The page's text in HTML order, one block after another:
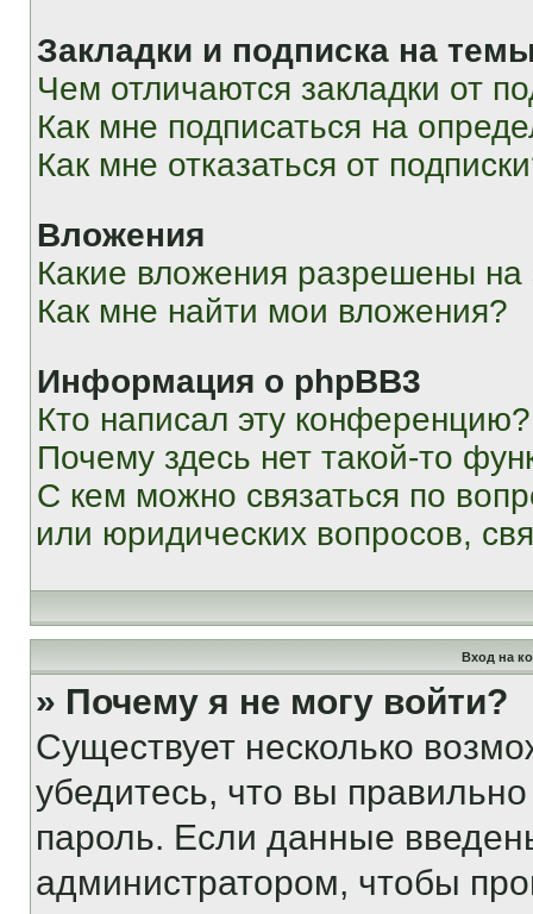
Закладки и подписка на
Чем отличаются закладки от
Как мне подписаться на
Как мне отказаться от
Вложения
Какие вложения разрешены
Как мне найти мои вложения?
Информация о phpBB3
Кто написал эту конференцию?
Почему здесь нет такой-то
С кем можно связаться по
или юридических вопросов,
Вход на
» Почему я не могу войти?
Существует несколько
убедитесь, что вы
пароль. Если данные
администратором, чтобы